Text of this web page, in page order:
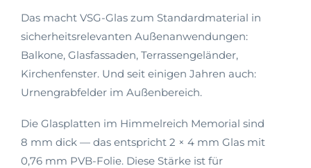
Das macht VSG-Glas zum Standardmaterial in
sicherheitsrelevanten Außenanwendungen:
Balkone, Glasfassaden, Terrassengeländer,
Kirchenfenster. Und seit einigen Jahren auch:
Urnengrabfelder im Außenbereich.
Die Glasplatten im Himmelreich Memorial sind
8 mm dick — das entspricht 2 × 4 mm Glas mit
0,76 mm PVB-Folie. Diese Stärke ist für